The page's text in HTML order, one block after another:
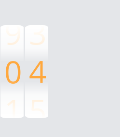
9
0
1
3
4
5